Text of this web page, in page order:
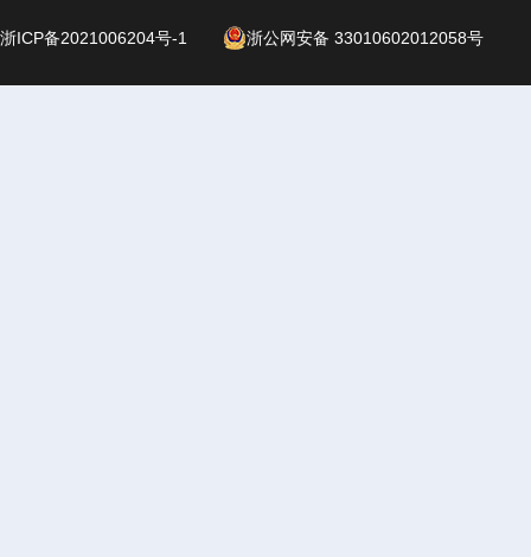
浙ICP备2021006204号-1 浙公网安备 33010602012058号